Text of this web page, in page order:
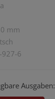
mm
6
Ausgaben: